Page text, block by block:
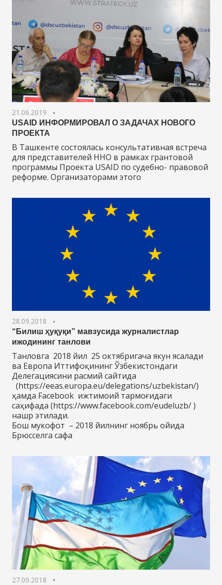
21.06.2019
USAID ИНФОРМИРОВАЛ О ЗАДАЧАХ НОВОГО
ПРОЕКТА
В Ташкенте состоялась консультативная встреча
для представителей ННО в рамках грантовой
программы Проекта USAID по судебно- правовой
реформе. Организаторами этого
28.09.2018
“Билиш ҳуқуқи” мавзусида журналистлар
ижодининг танлови
Танловга 2018 йил 25 октябригача якун ясалади
ва Европа Иттифоқининг Ўзбекистондаги
Делегациясини расмий сайтида
(https://eeas.europa.eu/delegations/uzbekistan/)
ҳамда Facebook ижтимоий тармоғидаги
саҳифада (https://www.facebook.com/eudeluzb/ )
нашр этилади.
Бош мукофот – 2018 йилнинг ноябрь ойида
Брюсселга сафа
27.09.2018